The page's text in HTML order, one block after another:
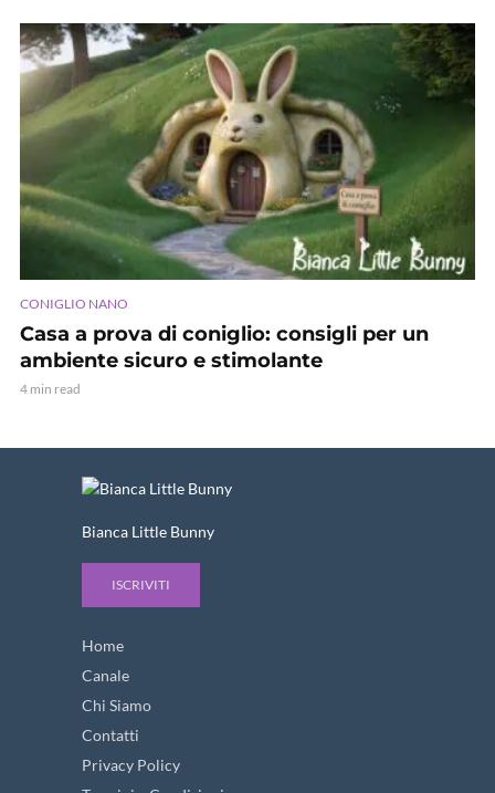
CONIGLIO NANO
Casa a prova di coniglio: consigli per un
ambiente sicuro e stimolante
4 min read
Bianca Little Bunny
ISCRIVITI
Home
Canale
Chi Siamo
Contatti
Privacy Policy